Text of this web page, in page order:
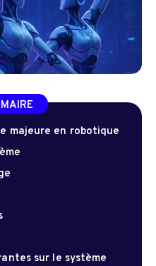
majeure en robotique
sur le système